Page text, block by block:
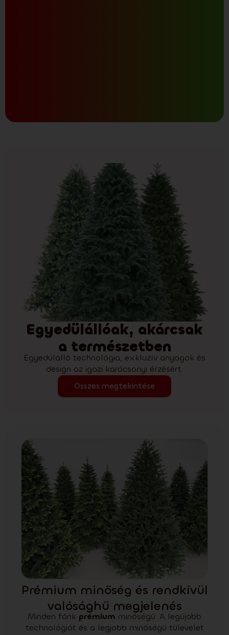
Egyedülállóak, akárcsak
a természetben
Egyedülálló technológia, exkluzív anyagok és
design az igazi karácsonyi érzésért.
Összes megtekintése
Prémium minőség és rendkívül
valósághű megjelenés
Minden fánk prémium minőségű. A legújabb
technológiát és a legjobb minőségű tűlevelet